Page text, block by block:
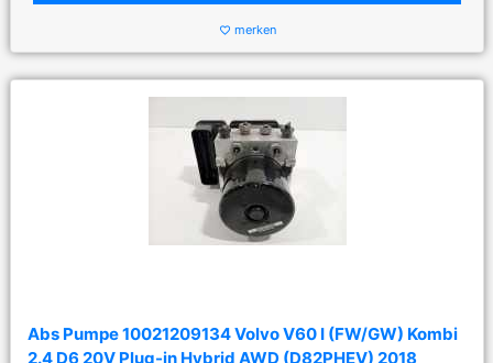
favorite_border merken
Abs Pumpe 10021209134 Volvo V60 I (FW/GW) Kombi
2.4 D6 20V Plug-in Hybrid AWD (D82PHEV) 2018